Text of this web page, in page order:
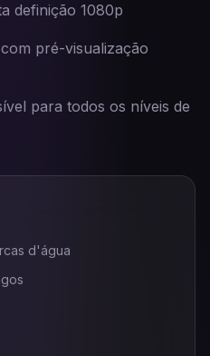
definição 1080p
pré-visualização
para todos os níveis de
d'água